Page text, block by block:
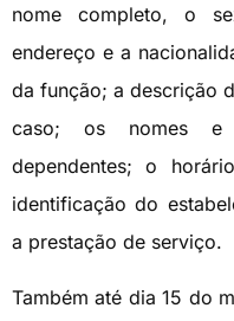
nome completo, o
endereço e a
da função; a descrição
caso; os nomes e
dependentes; o
identificação do
a prestação de serviço.
Também até dia 15 do